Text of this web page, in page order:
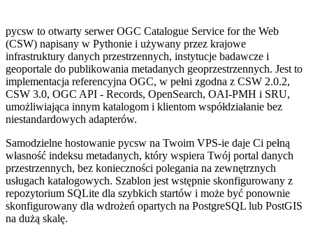
pycsw to otwarty serwer OGC Catalogue Service for the Web
(CSW) napisany w Pythonie i używany przez krajowe
infrastruktury danych przestrzennych, instytucje badawcze i
geoportale do publikowania metadanych geoprzestrzennych. Jest to
implementacja referencyjna OGC, w pełni zgodna z CSW 2.0.2,
CSW 3.0, OGC API - Records, OpenSearch, OAI-PMH i SRU,
umożliwiająca innym katalogom i klientom współdziałanie bez
niestandardowych adapterów.
Samodzielne hostowanie pycsw na Twoim VPS-ie daje Ci pełną
własność indeksu metadanych, który wspiera Twój portal danych
przestrzennych, bez konieczności polegania na zewnętrznych
usługach katalogowych. Szablon jest wstępnie skonfigurowany z
repozytorium SQLite dla szybkich startów i może być ponownie
skonfigurowany dla wdrożeń opartych na PostgreSQL lub PostGIS
na dużą skalę.